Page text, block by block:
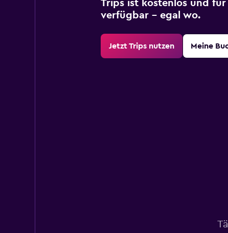
Trips ist kostenlos und
verfügbar – egal wo.
Jetzt Trips nutzen Meine